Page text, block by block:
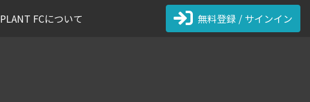
PLANT FCについて 無料登録 / サインイン